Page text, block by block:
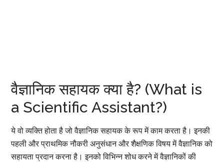
वैज्ञानिक सहायक क्या है? (What is
a Scientific Assistant?)
ये वो व्यक्ति होता है जो वैज्ञानिक सहायक के रूप में काम करता है। इनकी
पहली और प्राथमिक नौकरी अनुसंधान और शैक्षणिक विषय में वैज्ञानिक को
सहायता प्रदान करना है। इनको विभिन्न शोध करने में वैज्ञानिकों की